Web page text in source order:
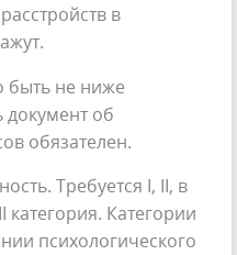
в
не ниже
документ об
обязателен.
Требуется I, II, в
категория. Категории
психологического